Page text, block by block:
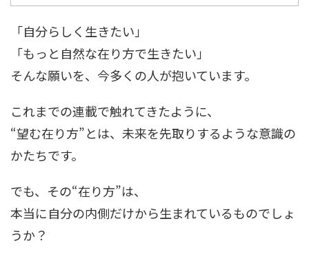
「自分らしく生きたい」
「もっと自然な在り方で生きたい」
そんな願いを、今多くの人が抱いています。
これまでの連載で触れてきたように、
“望む在り方”とは、未来を先取りするような意識の
かたちです。
でも、その“在り方”は、
本当に自分の内側だけから生まれているものでしょ
うか？